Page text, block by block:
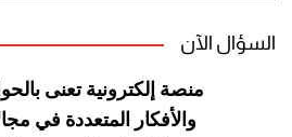
السؤال الآن
منصة إلكترونية تعنى
والأفكار المتعددة في